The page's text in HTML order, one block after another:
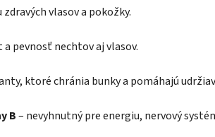
vlasov a pokožky.
pevnosť nechtov aj vlasov.
ktoré chránia bunky a pomáhajú
B– nevyhnutný pre energiu, nervový